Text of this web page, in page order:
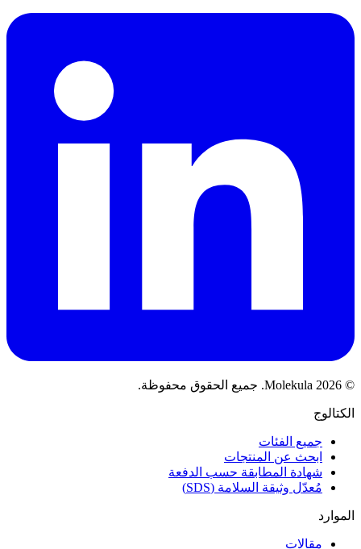
© 2026 Molekula. جميع الحقوق محفوظة.
الكتالوج
جميع الفئات
ابحث عن المنتجات
شهادة المطابقة حسب الدفعة
مُعدّل وثيقة السلامة (SDS)
الموارد
مقالات